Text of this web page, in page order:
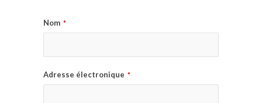
Nom *
Adresse électronique *